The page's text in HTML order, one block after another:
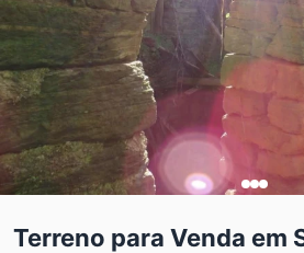
Terreno para Venda em